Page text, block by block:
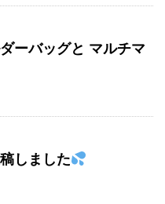
ーバッグと マルチマ
しました